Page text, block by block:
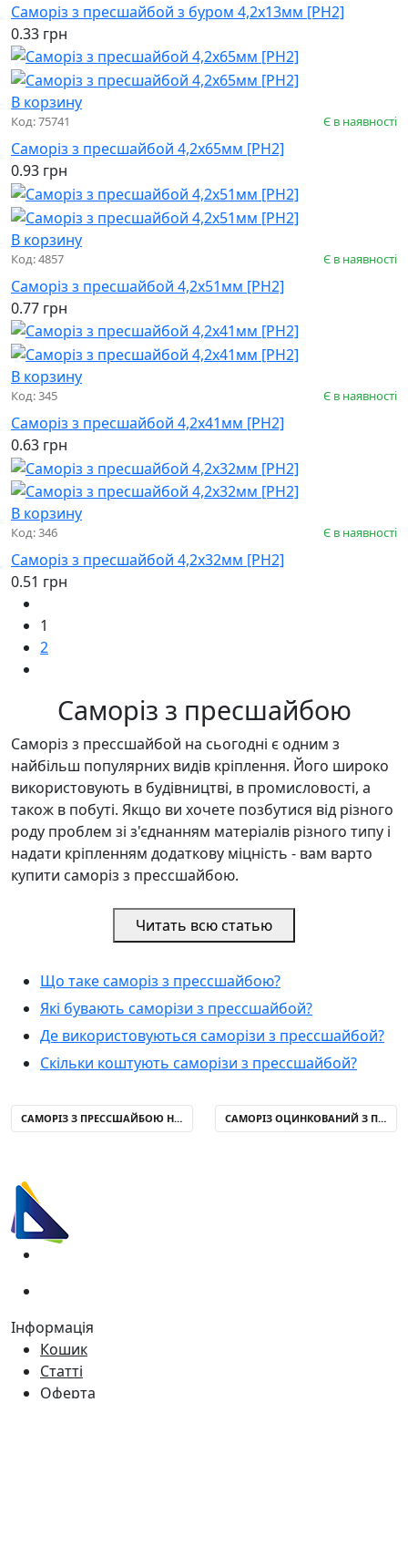
Саморіз з пресшайбой з буром 4,2х13мм [PH2]
0.33 грн
В корзину
Код: 75741 Є в наявності
Саморіз з пресшайбой 4,2х65мм [PH2]
0.93 грн
В корзину
Код: 4857 Є в наявності
Саморіз з пресшайбой 4,2х51мм [PH2]
0.77 грн
В корзину
Код: 345 Є в наявності
Саморіз з пресшайбой 4,2х41мм [PH2]
0.63 грн
В корзину
Код: 346 Є в наявності
Саморіз з пресшайбой 4,2х32мм [PH2]
0.51 грн
1
2
Саморіз з пресшайбою
Саморіз з прессшайбой на сьогодні є одним з
найбільш популярних видів кріплення. Його широко
використовують в будівництві, в промисловості, а
також в побуті. Якщо ви хочете позбутися від різного
роду проблем зі з'єднанням матеріалів різного типу і
надати кріпленням додаткову міцність - вам варто
купити саморіз з прессшайбою.
Читать всю статью
Що таке саморіз з прессшайбою?
Які бувають саморізи з прессшайбой?
Де використовуються саморізи з прессшайбой?
Скільки коштують саморізи з прессшайбой?
САМОРІЗ З ПРЕССШАЙБОЮ НЕРЖАВІЙКА САМОРІЗ ОЦИНКОВАНИЙ З ПРЕССШАЙБОЮ
Інформація
Кошик
Статті
Оферта